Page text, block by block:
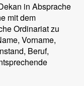
in Absprache
mit dem
Ordinariat zu
Vorname,
Beruf,